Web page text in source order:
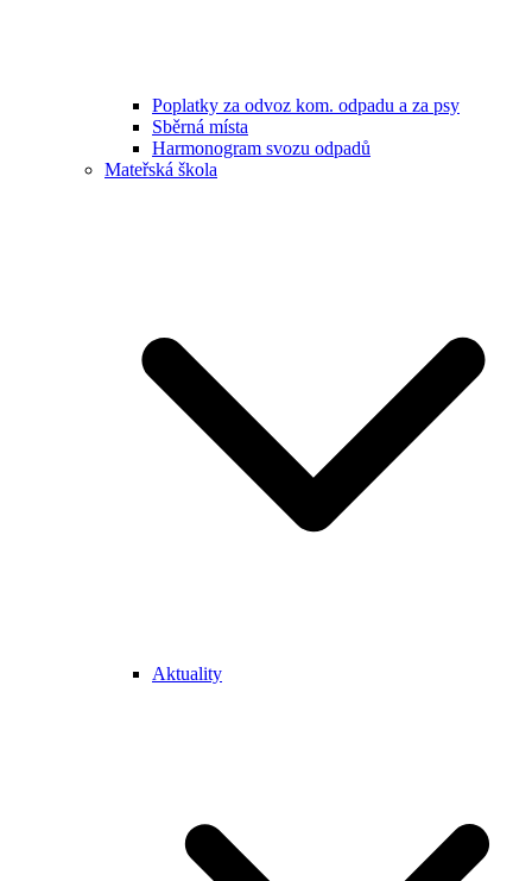
Poplatky za odvoz kom. odpadu a za psy
Sběrná místa
Harmonogram svozu odpadů
Mateřská škola
Aktuality